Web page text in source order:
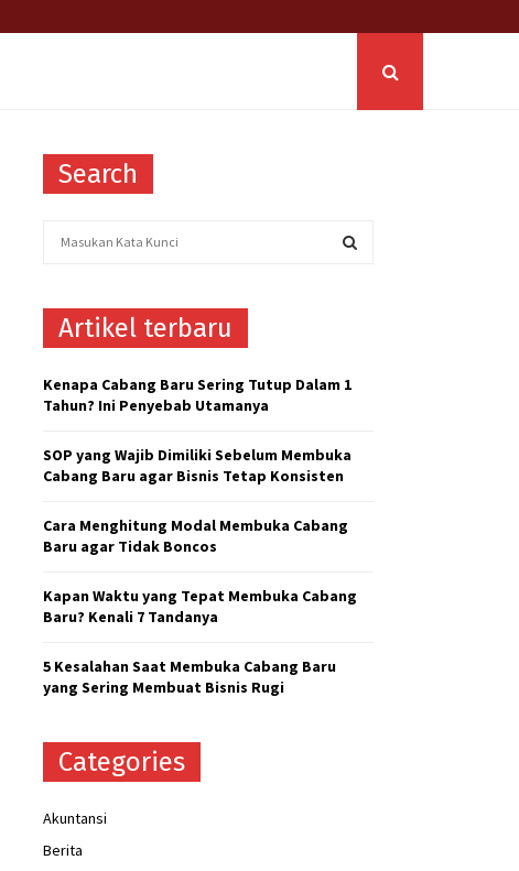
Search
h
o
r
C
Artikel terbaru
Kenapa Cabang Baru Sering Tutup Dalam 1
Tahun? Ini Penyebab Utamanya
SOP yang Wajib Dimiliki Sebelum Membuka
Cabang Baru agar Bisnis Tetap Konsisten
Cara Menghitung Modal Membuka Cabang
Baru agar Tidak Boncos
Kapan Waktu yang Tepat Membuka Cabang
Baru? Kenali 7 Tandanya
5 Kesalahan Saat Membuka Cabang Baru
yang Sering Membuat Bisnis Rugi
Categories
Akuntansi
Berita